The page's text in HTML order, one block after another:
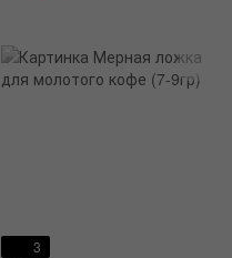
1212015
3